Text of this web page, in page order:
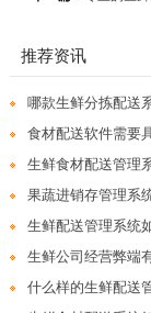
推荐资讯
哪款生鲜分拣配送
食材配送软件需要
生鲜食材配送管理
果蔬进销存管理系
生鲜配送管理系统
生鲜公司经营弊端
什么样的生鲜配送